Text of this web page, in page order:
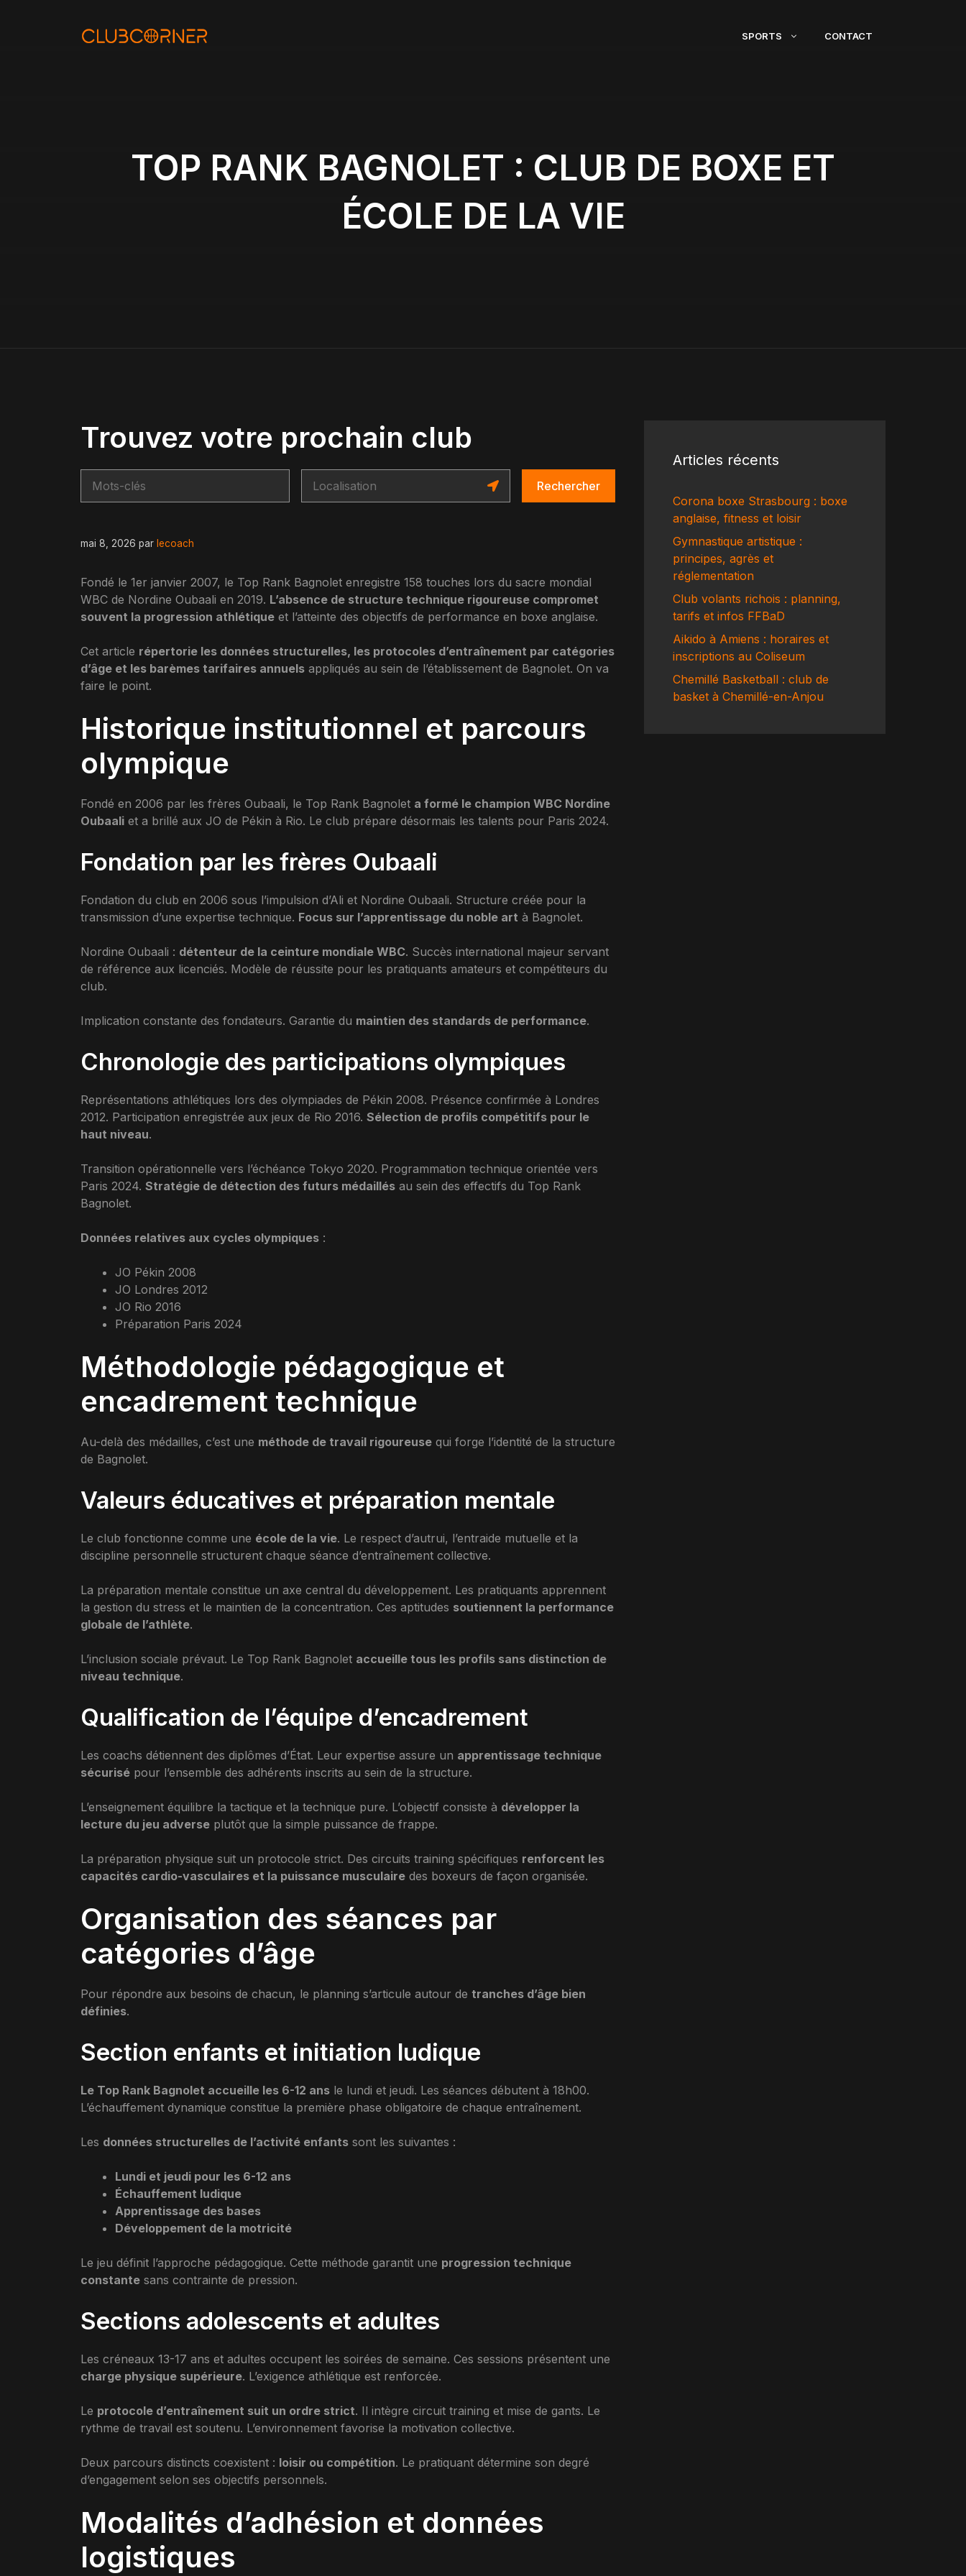
SPORTS CONTACT
TOP RANK BAGNOLET : CLUB DE BOXE ET
ÉCOLE DE LA VIE
Trouvez votre prochain club
Rechercher
mai 8, 2026 par lecoach
Fondé le 1er janvier 2007, le Top Rank Bagnolet enregistre 158 touches lors du sacre mondial
WBC de Nordine Oubaali en 2019. L’absence de structure technique rigoureuse compromet
souvent la progression athlétique et l’atteinte des objectifs de performance en boxe anglaise.
Cet article répertorie les données structurelles, les protocoles d’entraînement par catégories
d’âge et les barèmes tarifaires annuels appliqués au sein de l’établissement de Bagnolet. On va
faire le point.
Historique institutionnel et parcours
olympique
Fondé en 2006 par les frères Oubaali, le Top Rank Bagnolet a formé le champion WBC Nordine
Oubaali et a brillé aux JO de Pékin à Rio. Le club prépare désormais les talents pour Paris 2024.
Fondation par les frères Oubaali
Fondation du club en 2006 sous l’impulsion d’Ali et Nordine Oubaali. Structure créée pour la
transmission d’une expertise technique. Focus sur l’apprentissage du noble art à Bagnolet.
Nordine Oubaali : détenteur de la ceinture mondiale WBC. Succès international majeur servant
de référence aux licenciés. Modèle de réussite pour les pratiquants amateurs et compétiteurs du
club.
Implication constante des fondateurs. Garantie du maintien des standards de performance.
Chronologie des participations olympiques
Représentations athlétiques lors des olympiades de Pékin 2008. Présence confirmée à Londres
2012. Participation enregistrée aux jeux de Rio 2016. Sélection de profils compétitifs pour le
haut niveau.
Transition opérationnelle vers l’échéance Tokyo 2020. Programmation technique orientée vers
Paris 2024. Stratégie de détection des futurs médaillés au sein des effectifs du Top Rank
Bagnolet.
Données relatives aux cycles olympiques :
JO Pékin 2008
JO Londres 2012
JO Rio 2016
Préparation Paris 2024
Méthodologie pédagogique et
encadrement technique
Au-delà des médailles, c’est une méthode de travail rigoureuse qui forge l’identité de la structure
de Bagnolet.
Valeurs éducatives et préparation mentale
Le club fonctionne comme une école de la vie. Le respect d’autrui, l’entraide mutuelle et la
discipline personnelle structurent chaque séance d’entraînement collective.
La préparation mentale constitue un axe central du développement. Les pratiquants apprennent
la gestion du stress et le maintien de la concentration. Ces aptitudes soutiennent la performance
globale de l’athlète.
L’inclusion sociale prévaut. Le Top Rank Bagnolet accueille tous les profils sans distinction de
niveau technique.
Qualification de l’équipe d’encadrement
Les coachs détiennent des diplômes d’État. Leur expertise assure un apprentissage technique
sécurisé pour l’ensemble des adhérents inscrits au sein de la structure.
L’enseignement équilibre la tactique et la technique pure. L’objectif consiste à développer la
lecture du jeu adverse plutôt que la simple puissance de frappe.
La préparation physique suit un protocole strict. Des circuits training spécifiques renforcent les
capacités cardio-vasculaires et la puissance musculaire des boxeurs de façon organisée.
Organisation des séances par
catégories d’âge
Pour répondre aux besoins de chacun, le planning s’articule autour de tranches d’âge bien
définies.
Section enfants et initiation ludique
Le Top Rank Bagnolet accueille les 6-12 ans le lundi et jeudi. Les séances débutent à 18h00.
L’échauffement dynamique constitue la première phase obligatoire de chaque entraînement.
Les données structurelles de l’activité enfants sont les suivantes :
Lundi et jeudi pour les 6-12 ans
Échauffement ludique
Apprentissage des bases
Développement de la motricité
Le jeu définit l’approche pédagogique. Cette méthode garantit une progression technique
constante sans contrainte de pression.
Sections adolescents et adultes
Les créneaux 13-17 ans et adultes occupent les soirées de semaine. Ces sessions présentent une
charge physique supérieure. L’exigence athlétique est renforcée.
Le protocole d’entraînement suit un ordre strict. Il intègre circuit training et mise de gants. Le
rythme de travail est soutenu. L’environnement favorise la motivation collective.
Deux parcours distincts coexistent : loisir ou compétition. Le pratiquant détermine son degré
d’engagement selon ses objectifs personnels.
Modalités d’adhésion et données
logistiques
Articles récents
Corona boxe Strasbourg : boxe
anglaise, fitness et loisir
Gymnastique artistique :
principes, agrès et
réglementation
Club volants richois : planning,
tarifs et infos FFBaD
Aikido à Amiens : horaires et
inscriptions au Coliseum
Chemillé Basketball : club de
basket à Chemillé-en-Anjou